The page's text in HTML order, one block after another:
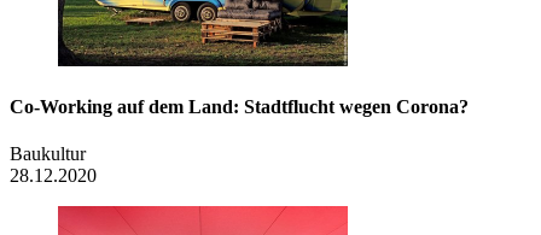
Co-Working auf dem Land: Stadtflucht wegen Corona?
Baukultur
28.12.2020